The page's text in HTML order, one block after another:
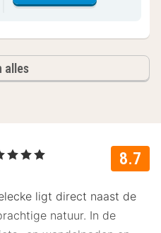
alles
8.7
Sterren
ligt direct naast de
natuur. In de